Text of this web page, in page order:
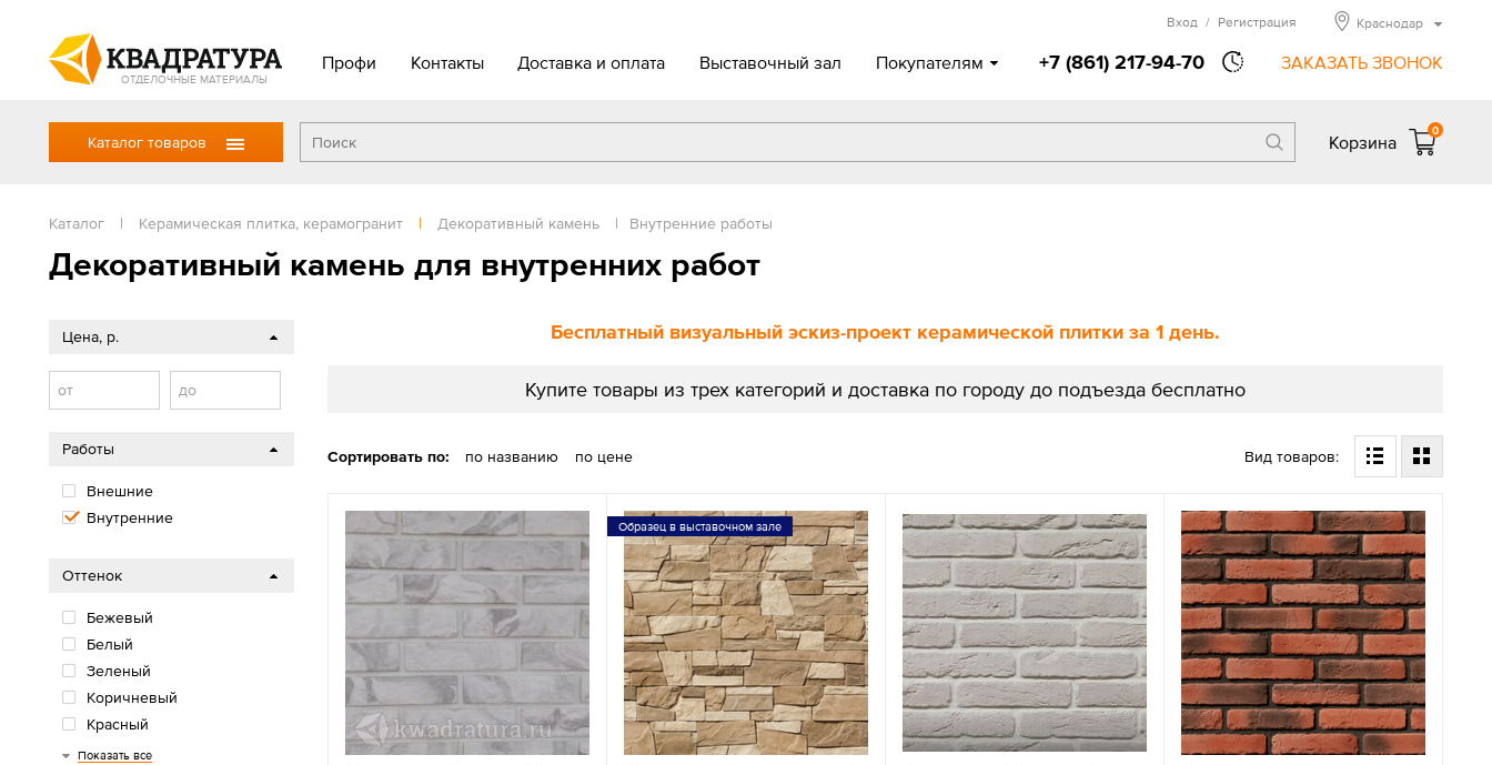
ОТДЕЛОЧНЫЕ МАТЕРИАЛЫ
Профи Контакты Доставка и оплата Выставочный зал Покупателям +7 (861) 217-94-70 ЗАКАЗАТЬ ЗВОНОК
Вход / Регистрация Краснодар
Каталог товаров Корзина
0
Каталог | Керамическая плитка, керамогранит | Декоративный камень | Внутренние работы
Декоративный камень для внутренних работ
Бесплатный визуальный эскиз-проект керамической плитки за 1 день.
Купите товары из трех категорий и доставка по городу до подъезда бесплатно
Сортировать по: по названию по цене Вид товаров:
Образец в выставочном зале
Цена, р.
от до
Работы
Внешние
Внутренние
Оттенок
Бежевый
Белый
Зеленый
Коричневый
Красный
Многоцветный
Оранжевый/желтый
Розовый/фиолетовый
Серый
Синий/голубой
Черный
Показать все